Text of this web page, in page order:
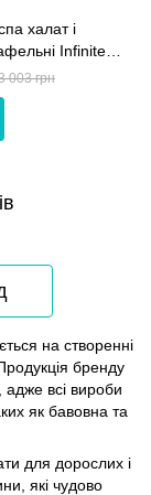
халат і
Infinite
білий 48-50
003 грн
на створенні
бренду
адже всі вироби
як бавовна та
для дорослих і
які чудово